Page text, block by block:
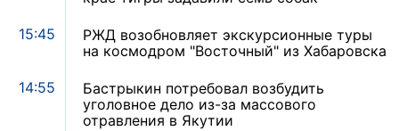
15:45
РЖД возобновляет экскурсионные туры
на космодром "Восточный" из Хабаровска
14:55
Бастрыкин потребовал возбудить
уголовное дело из-за массового
отравления в Якутии